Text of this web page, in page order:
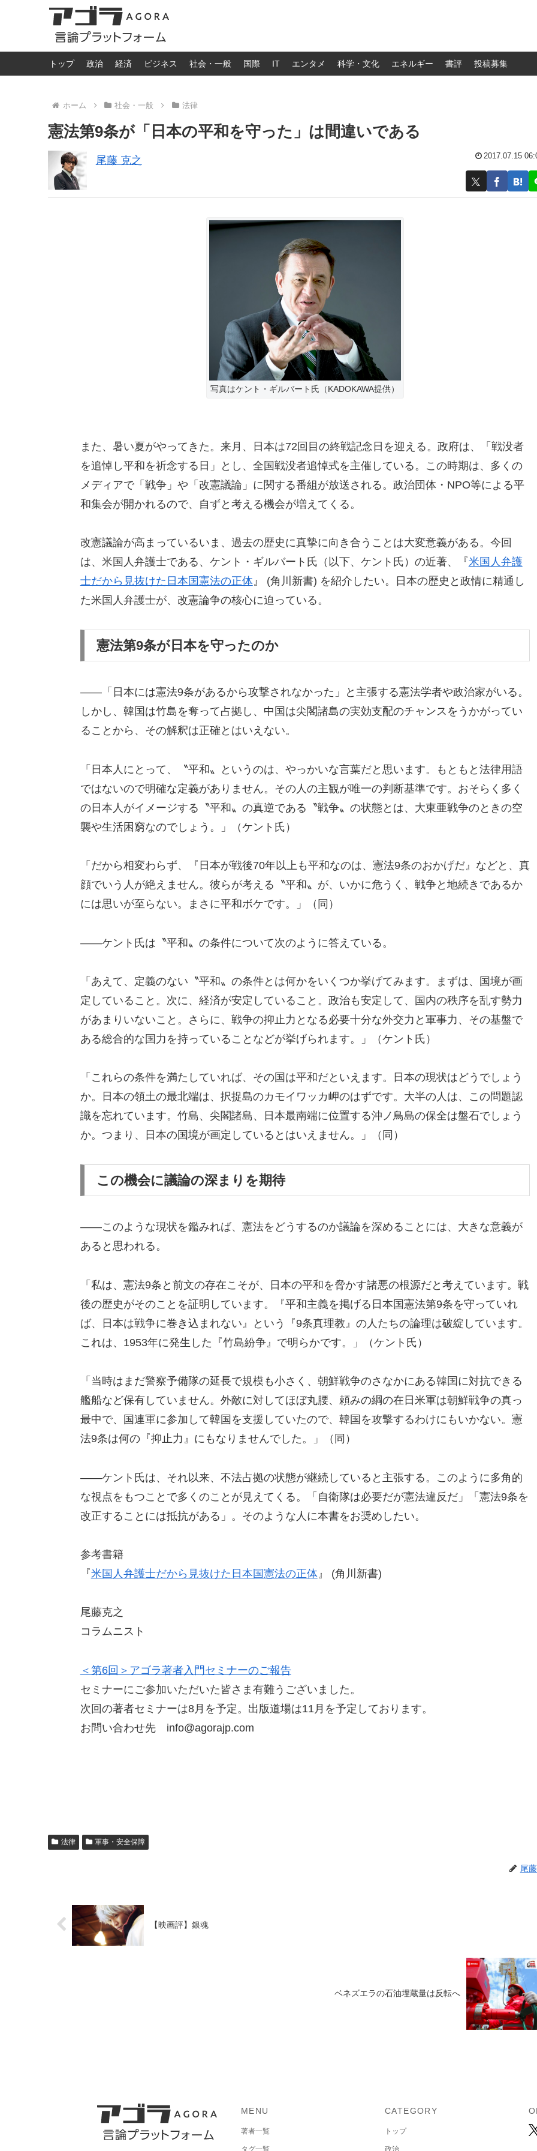
トップ 政治 経済 ビジネス 社会・一般 国際 IT エンタメ 科学・文化 エネルギー 書評 投稿募集
ホーム 社会・一般 法律
憲法第9条が「日本の平和を守った」は間違いである
尾藤 克之 2017.07.15
写真はケント・ギルバート氏（KADOKAWA提供）
また、暑い夏がやってきた。来月、日本は72回目の終戦記念日を迎える。政府は、「戦没者
を追悼し平和を祈念する日」とし、全国戦没者追悼式を主催している。この時期は、多くの
メディアで「戦争」や「改憲議論」に関する番組が放送される。政治団体・NPO等による平
和集会が開かれるので、自ずと考える機会が増えてくる。
改憲議論が高まっているいま、過去の歴史に真摯に向き合うことは大変意義がある。今回
は、米国人弁護士である、ケント・ギルバート氏（以下、ケント氏）の近著、『米国人弁護
士だから見抜けた日本国憲法の正体』 (角川新書) を紹介したい。日本の歴史と政情に精通し
た米国人弁護士が、改憲論争の核心に迫っている。
憲法第9条が日本を守ったのか
――「日本には憲法9条があるから攻撃されなかった」と主張する憲法学者や政治家がいる。
しかし、韓国は竹島を奪って占拠し、中国は尖閣諸島の実効支配のチャンスをうかがってい
ることから、その解釈は正確とはいえない。
「日本人にとって、〝平和〟というのは、やっかいな言葉だと思います。もともと法律用語
ではないので明確な定義がありません。その人の主観が唯一の判断基準です。おそらく多く
の日本人がイメージする〝平和〟の真逆である〝戦争〟の状態とは、大東亜戦争のときの空
襲や生活困窮なのでしょう。」（ケント氏）
「だから相変わらず、『日本が戦後70年以上も平和なのは、憲法9条のおかげだ』などと、真
顔でいう人が絶えません。彼らが考える〝平和〟が、いかに危うく、戦争と地続きであるか
には思いが至らない。まさに平和ボケです。」（同）
――ケント氏は〝平和〟の条件について次のように答えている。
「あえて、定義のない〝平和〟の条件とは何かをいくつか挙げてみます。まずは、国境が画
定していること。次に、経済が安定していること。政治も安定して、国内の秩序を乱す勢力
があまりいないこと。さらに、戦争の抑止力となる必要十分な外交力と軍事力、その基盤で
ある総合的な国力を持っていることなどが挙げられます。」（ケント氏）
「これらの条件を満たしていれば、その国は平和だといえます。日本の現状はどうでしょう
か。日本の領土の最北端は、択捉島のカモイワッカ岬のはずです。大半の人は、この問題認
識を忘れています。竹島、尖閣諸島、日本最南端に位置する沖ノ鳥島の保全は盤石でしょう
か。つまり、日本の国境が画定しているとはいえません。」（同）
この機会に議論の深まりを期待
――このような現状を鑑みれば、憲法をどうするのか議論を深めることには、大きな意義が
あると思われる。
「私は、憲法9条と前文の存在こそが、日本の平和を脅かす諸悪の根源だと考えています。戦
後の歴史がそのことを証明しています。『平和主義を掲げる日本国憲法第9条を守っていれ
ば、日本は戦争に巻き込まれない』という『9条真理教』の人たちの論理は破綻しています。
これは、1953年に発生した『竹島紛争』で明らかです。」（ケント氏）
「当時はまだ警察予備隊の延長で規模も小さく、朝鮮戦争のさなかにある韓国に対抗できる
艦船など保有していません。外敵に対してほぼ丸腰、頼みの綱の在日米軍は朝鮮戦争の真っ
最中で、国連軍に参加して韓国を支援していたので、韓国を攻撃するわけにもいかない。憲
法9条は何の『抑止力』にもなりませんでした。」（同）
――ケント氏は、それ以来、不法占拠の状態が継続していると主張する。このように多角的
な視点をもつことで多くのことが見えてくる。「自衛隊は必要だが憲法違反だ」「憲法9条を
改正することには抵抗がある」。そのような人に本書をお奨めしたい。
参考書籍
『米国人弁護士だから見抜けた日本国憲法の正体』 (角川新書)
尾藤克之
コラムニスト
＜第6回＞アゴラ著者入門セミナーのご報告
セミナーにご参加いただいた皆さま有難うございました。
次回の著者セミナーは8月を予定。出版道場は11月を予定しております。
お問い合わせ先 info@agorajp.com
法律 軍事・安全保障
尾
【映画評】銀魂
ベネズエラの石油埋蔵量は反転へ
MENU
著者一覧
タグ一覧
CATEGORY
トップ
政治